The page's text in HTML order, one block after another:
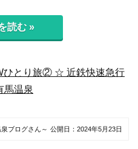
読む »
ひとり旅② ☆ 近鉄快速急行
馬温泉
ブログさん～ 公開日： 2024年5月23日